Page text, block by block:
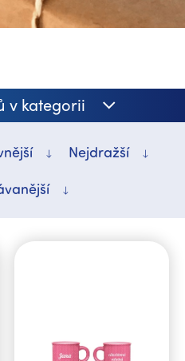
v kategorii
Nejdražší